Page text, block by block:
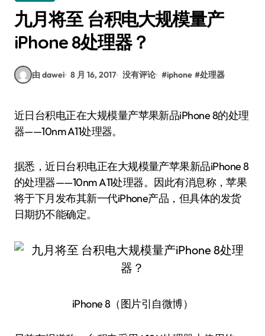
九月将至 台积电大规模量产
iPhone 8处理器？
由 dawei 8 月 16, 2017 没有评论 #iphone #处理器
近日台积电正在大规模量产苹果新品iPhone 8的处理
器——10nm A11处理器。
据悉，近日台积电正在大规模量产苹果新品iPhone 8
的处理器——10nm A11处理器。因此有消息称，苹果
将于下月发布其新一代iPhone产品，但具体的发货
日期扔不能确定。
iPhone 8（图片引自微博）